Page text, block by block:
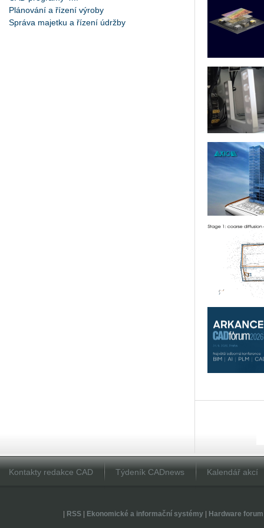
Plánování a řízení výroby
Správa majetku a řízení údržby
Kontakty redakce CAD Týdeník CADnews Kalendář akcí
RSS| Ekonomické a informační systémy| Hardware forum